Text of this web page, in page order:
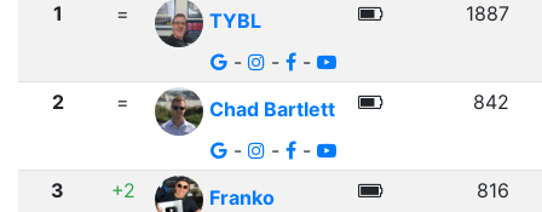
1
=
TYBL
-
- -
1887
2 =
Chad Bartlett
-
- -
842
3 +2
Franko
816